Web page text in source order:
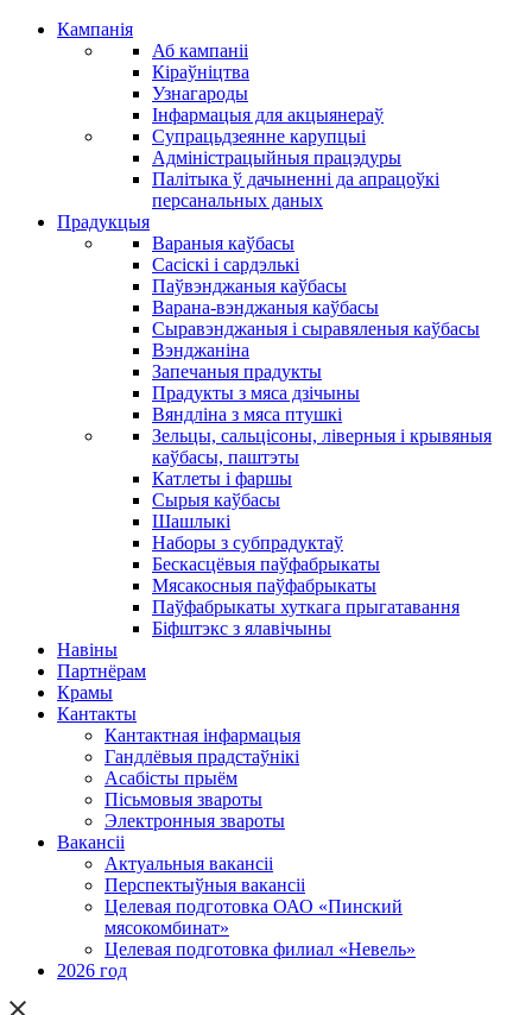
Кампанія
Аб кампаніі
Кіраўніцтва
Узнагароды
Інфармацыя для акцыянераў
Супрацьдзеянне карупцыі
Адміністрацыйныя працэдуры
Палітыка ў дачыненні да апрацоўкі
персанальных даных
Прадукцыя
Вараныя каўбасы
Сасіскі і сардэлькі
Паўвэнджаныя каўбасы
Варана-вэнджаныя каўбасы
Сыравэнджаныя і сыравяленыя каўбасы
Вэнджаніна
Запечаныя прадукты
Прадукты з мяса дзічыны
Вяндліна з мяса птушкі
Зельцы, сальцісоны, ліверныя і крывяныя
каўбасы, паштэты
Катлеты і фаршы
Сырыя каўбасы
Шашлыкі
Наборы з субпрадуктаў
Бескасцёвыя паўфабрыкаты
Мясакосныя паўфабрыкаты
Паўфабрыкаты хуткага прыгатавання
Біфштэкс з ялавічыны
Навіны
Партнёрам
Крамы
Кантакты
Кантактная інфармацыя
Гандлёвыя прадстаўнікі
Асабісты прыём
Пісьмовыя звароты
Электронныя звароты
Вакансіі
Актуальныя вакансіі
Перспектыўныя вакансіі
Целевая подготовка ОАО «Пинский
мясокомбинат»
Целевая подготовка филиал «Невель»
2026 год